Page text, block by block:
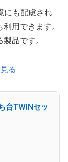
にも配慮され
用できます。
品です。
る
台TWINセッ